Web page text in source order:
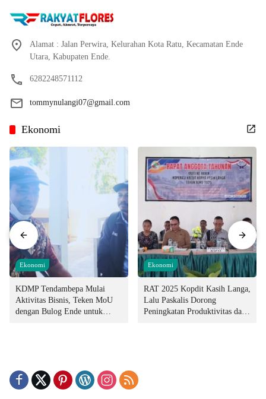
Alamat : Jalan Perwira, Kelurahan Kota Ratu, Kecamatan Ende
Utara, Kabupaten Ende.
6282248571112
tommynulangi07@gmail.com
Ekonomi
Ekonomi
KDMP Tendambepa Mulai
Aktivitas Bisnis, Teken MoU
dengan Bulog Ende untuk
Ekonomi
RAT 2025 Kopdit Kasih Langa,
Lalu Paskalis Dorong
Peningkatan Produktivitas dan